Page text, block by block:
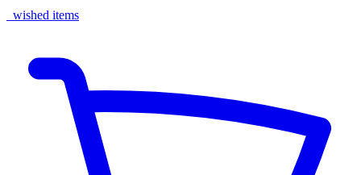
wished items